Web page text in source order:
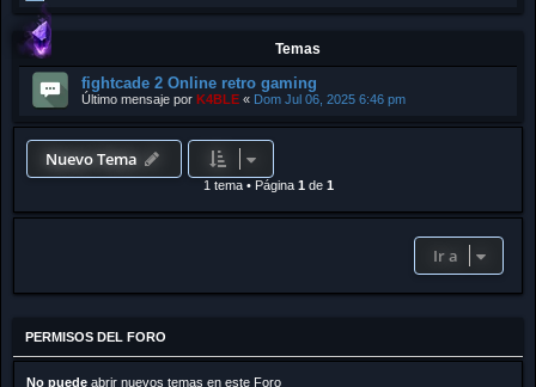
Temas
fightcade 2 Online retro gaming
Último mensaje por K4BLE « Dom Jul 06, 2025 6:46 pm
Nuevo Tema
1 tema• Página 1 de 1
Ir a
PERMISOS DEL FORO
No puede abrir nuevos temas en este Foro